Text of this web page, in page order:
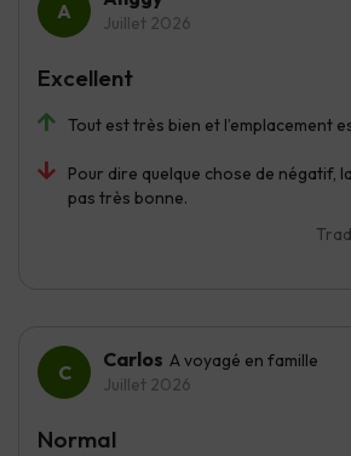
Juillet 2026
Tout est très bien et l’emplacement
Pour dire quelque chose de négatif,
pas très bonne.
Excellent
Carlos A voyagé en famille
Juillet 2026
Normal